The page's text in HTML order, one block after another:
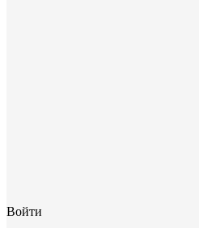
Войти